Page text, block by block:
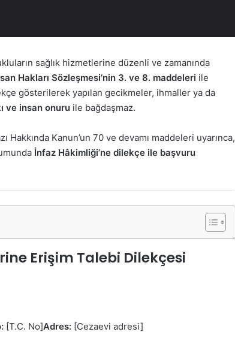
sağlık hizmetlerine düzenli ve zamanında
Hakları Sözleşmesi’nin 3. ve 8. maddeleri ile
gösterilerek yapılan gecikmeler, ihmaller ya da
ve insan onuru ile bağdaşmaz.
Hakkında Kanun’un 70 ve devamı maddeleri uyarınca,
İnfaz Hâkimliği’ne dilekçe ile başvuru
Erişim Talebi Dilekçesi
[T.C. No]Adres: [Cezaevi adresi]